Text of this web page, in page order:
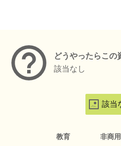
どうやったらこの
該当なし
該当
教育 非商用